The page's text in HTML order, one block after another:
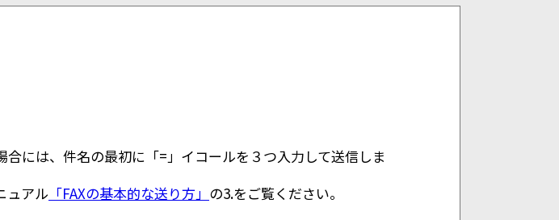
には、件名の最初に「=」イコールを３つ入力して送信しま
ュアル 「FAXの基本的な送り方」 の3.をご覧ください。